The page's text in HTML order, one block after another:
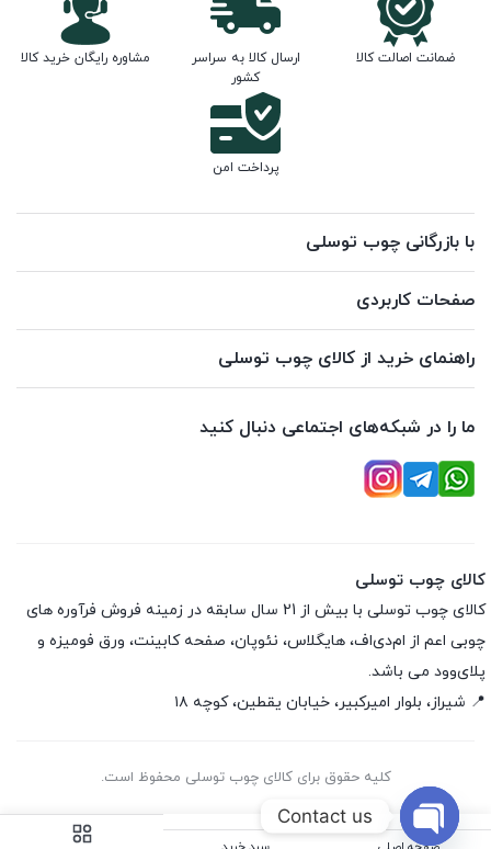
ضمانت اصالت کالا
ارسال کالا به سراسر
کشور
مشاوره رایگان خرید کالا
پرداخت امن
با بازرگانی چوب توسلی
صفحات کاربردی
راهنمای خرید از کالای چوب توسلی
ما را در شبکه‌های اجتماعی دنبال کنید
کالای چوب توسلی
کالای چوب توسلی با بیش از 21 سال سابقه در زمینه فروش فرآوره های
چوبی اعم از ام‌دی‌اف، هایگلاس، نئوپان، صفحه کابینت، ورق فومیزه و
پلای‌وود می باشد.
📍 شیراز، بلوار امیرکبیر، خیابان یقطین، کوچه ۱۸
کلیه حقوق برای کالای چوب توسلی محفوظ است.
Contact us